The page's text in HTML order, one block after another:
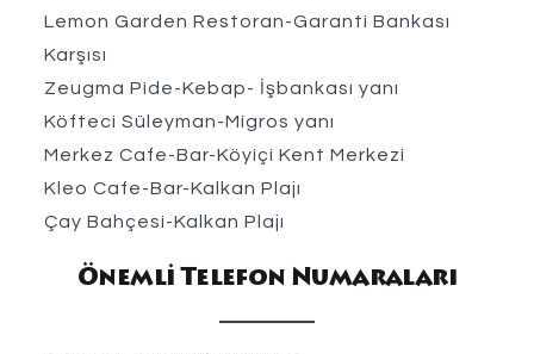
Lemon Garden Restoran-Garanti Bankası
Karşısı
Zeugma Pide-Kebap- İşbankası yanı
Köfteci Süleyman-Migros yanı
Merkez Cafe-Bar-Köyiçi Kent Merkezi
Kleo Cafe-Bar-Kalkan Plajı
Çay Bahçesi-Kalkan Plajı
Önemli Telefon Numaraları